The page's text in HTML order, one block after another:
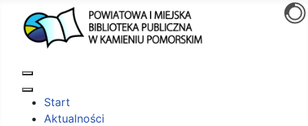
Start
Aktualności